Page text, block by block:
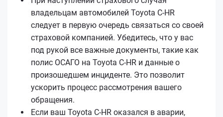
владельцам автомобилей Toyota C-HR
следует в первую очередь связаться со своей
страховой компанией. Убедитесь, что у вас
под рукой все важные документы, такие как
полис ОСАГО на Toyota C-HR и данные о
произошедшем инциденте. Это позволит
ускорить процесс рассмотрения вашего
обращения.
Если ваш Toyota C-HR оказался в аварии,